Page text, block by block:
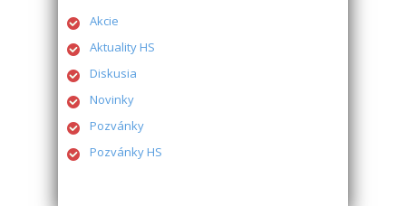
Akcie
Aktuality HS
Diskusia
Novinky
Pozvánky
Pozvánky HS